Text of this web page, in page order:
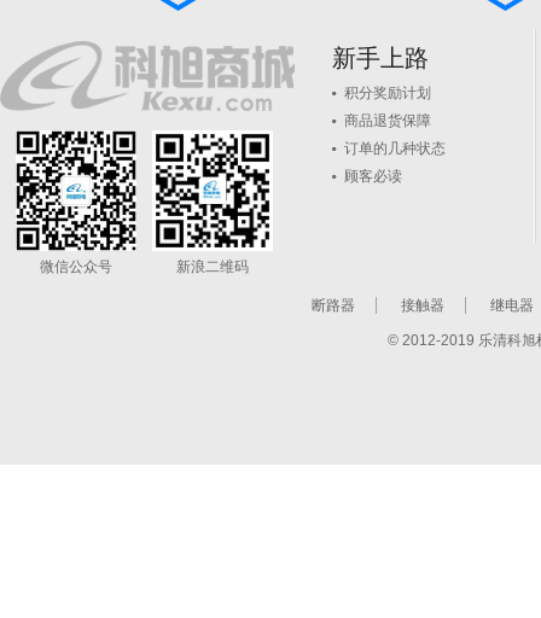
微信公众号 新浪二维码
新手上路
积分奖励计划
商品退货保障
订单的几种状态
顾客必读
断路器 接触器 继电器
© 2012-2019 乐清科旭